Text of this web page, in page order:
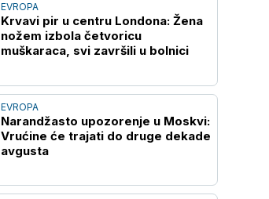
EVROPA
Krvavi pir u centru Londona: Žena
nožem izbola četvoricu
muškaraca, svi završili u bolnici
EVROPA
Narandžasto upozorenje u Moskvi:
Vrućine će trajati do druge dekade
avgusta